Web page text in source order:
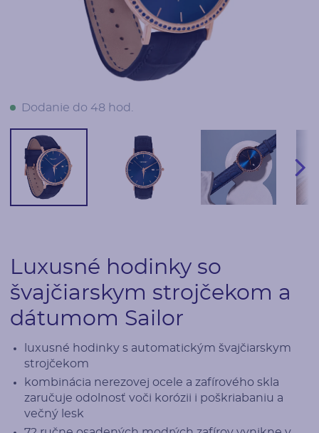
Dodanie do 48 hod.
Luxusné hodinky so
švajčiarskym strojčekom a
dátumom Sailor
luxusné hodinky s automatickým švajčiarskym
strojčekom
kombinácia nerezovej ocele a zafírového skla
zaručuje odolnosť voči korózii i poškriabaniu a
večný lesk